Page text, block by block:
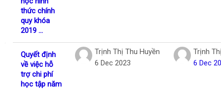
thức chính
quy khóa
2019 ...
Quyết định
về việc hỗ
trợ chi phí
học tập năm
Trịnh Thị Thu Huyền
6 Dec 2023
Trịnh
6 Dec